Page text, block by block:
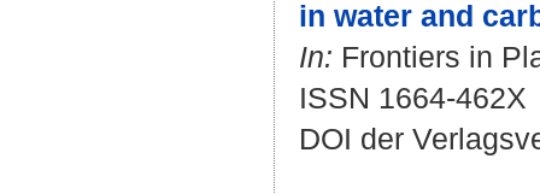
in water and
In: Frontiers in
ISSN 1664-462X
DOI der